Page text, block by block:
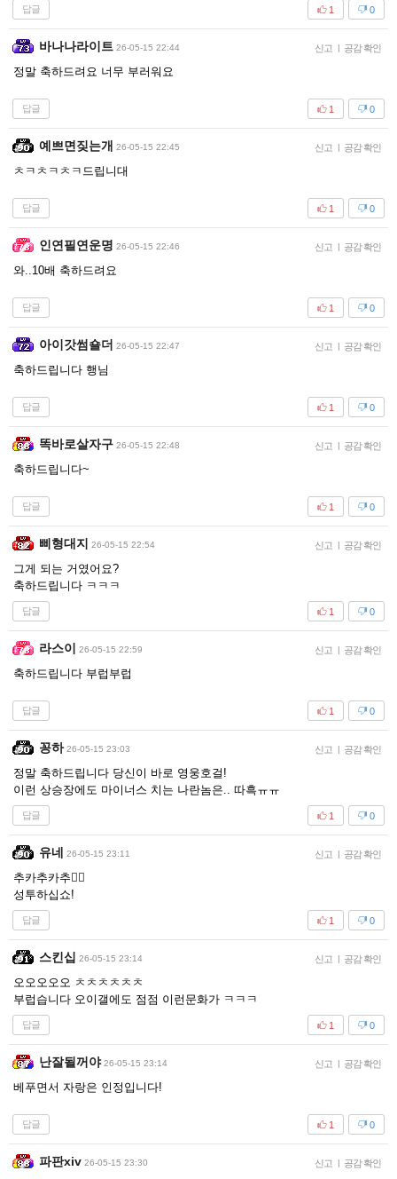
답글 0
1
바나나라이트 26-05-15 22:44 신고 | 공감 확인
정말 축하드려요 너무 부러워요
답글 0
1
예쁘면짖는개 26-05-15 22:45 신고 | 공감 확인
ㅊㅋㅊㅋㅊㅋ드립니대
답글 0
1
인연필연운명 26-05-15 22:46 신고 | 공감 확인
와..10배 축하드려요
답글 0
1
아이갓썸숄더 26-05-15 22:47 신고 | 공감 확인
축하드립니다 행님
답글 0
1
똑바로살자구 26-05-15 22:48 신고 | 공감 확인
축하드립니다~
답글 0
1
삐형대지 26-05-15 22:54 신고 | 공감 확인
그게 되는 거였어요?
축하드립니다 ㅋㅋㅋ
답글 0
1
라스이 26-05-15 22:59 신고 | 공감 확인
축하드립니다 부럽부럽
답글 0
1
꽁하 26-05-15 23:03 신고 | 공감 확인
정말 축하드립니다 당신이 바로 영웅호걸!
이런 상승장에도 마이너스 치는 나란놈은.. 따흑ㅠㅠ
답글 0
1
유네 26-05-15 23:11 신고 | 공감 확인
추카추카추👍🏻
성투하십쇼!
답글 0
1
스킨십 26-05-15 23:14 신고 | 공감 확인
오오오오오 ㅊㅊㅊㅊㅊㅊ
부럽습니다 오이갤에도 점점 이런문화가 ㅋㅋㅋ
답글 0
1
난잘될꺼야 26-05-15 23:14 신고 | 공감 확인
베푸면서 자랑은 인정입니다!
답글 0
1
파판xiv 26-05-15 23:30 신고 | 공감 확인